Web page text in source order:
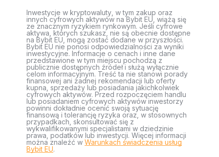
Inwestycje w kryptowaluty, w tym zakup oraz
innych cyfrowych aktywów na Bybit EU, wiążą się
ze znacznym ryzykiem rynkowym. Jeśli cyfrowe
aktywa, których szukasz, nie są obecnie dostępne
na Bybit EU, mogą zostać dodane w przyszłości.
Bybit EU nie ponosi odpowiedzialności za wyniki
inwestycyjne. Informacje o cenach i inne dane
przedstawione w tym miejscu pochodzą z
publicznie dostępnych źródeł i służą wyłącznie
celom informacyjnym. Treść ta nie stanowi porady
finansowej ani żadnej rekomendacji lub oferty
kupna, sprzedaży lub posiadania jakichkolwiek
cyfrowych aktywów. Przed rozpoczęciem handlu
lub posiadaniem cyfrowych aktywów inwestorzy
powinni dokładnie ocenić swoją sytuację
finansową i tolerancję ryzyka oraz, w stosownych
przypadkach, skonsultować się z
wykwalifikowanymi specjalistami w dziedzinie
prawa, podatków lub inwestycji. Więcej informacji
można znaleźć w Warunkach świadczenia usług
Bybit EU.